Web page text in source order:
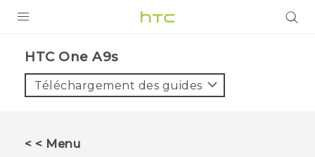
VIVE
HTC One A9s‎
Téléchargement des guides
< < Menu